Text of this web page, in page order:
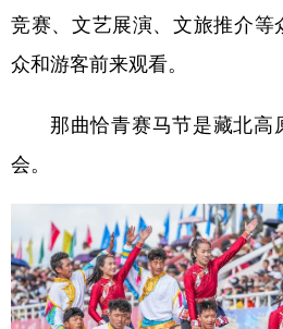
竞赛、文艺展演、文旅推介
众和游客前来观看。
那曲恰青赛马节是藏北高
会。